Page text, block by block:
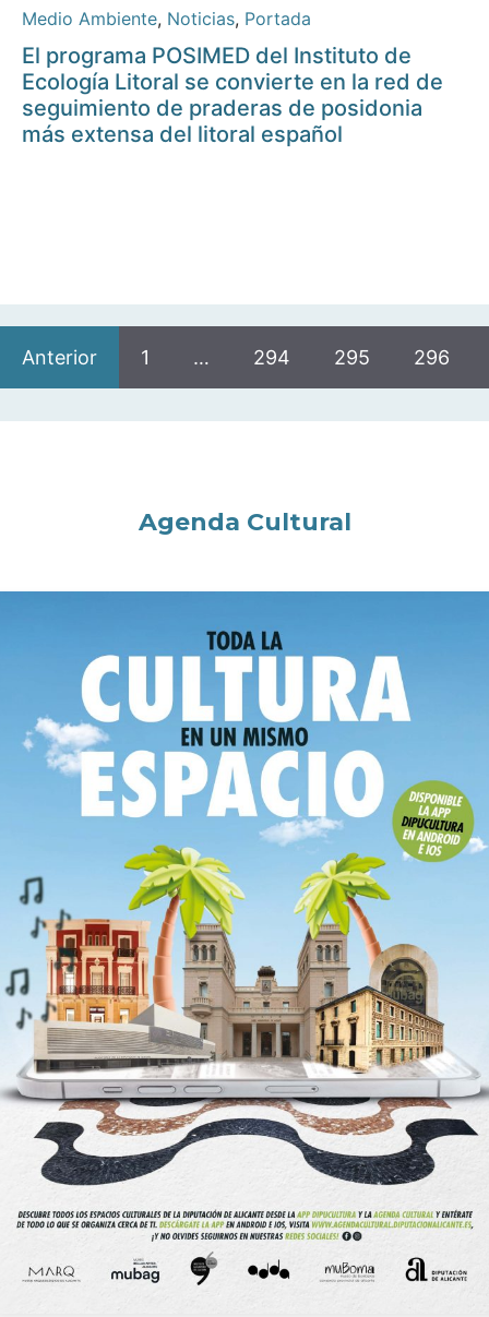
Medio Ambiente, Noticias, Portada
El programa POSIMED del Instituto de
Ecología Litoral se convierte en la red de
seguimiento de praderas de posidonia
más extensa del litoral español
Anterior 1 … 294 295 296
Agenda Cultural